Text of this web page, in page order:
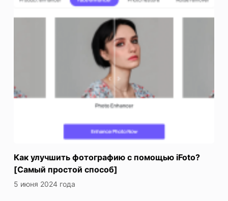
Как улучшить фотографию с помощью iFoto?
[Самый простой способ]
5 июня 2024 года